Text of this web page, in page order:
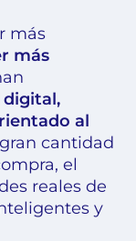
más
más
digital,
al
cantidad
el
reales de
y